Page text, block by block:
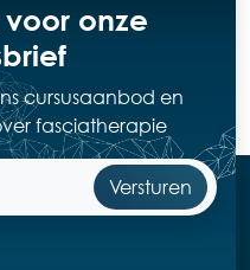
onze
cursusaanbod en
fasciatherapie